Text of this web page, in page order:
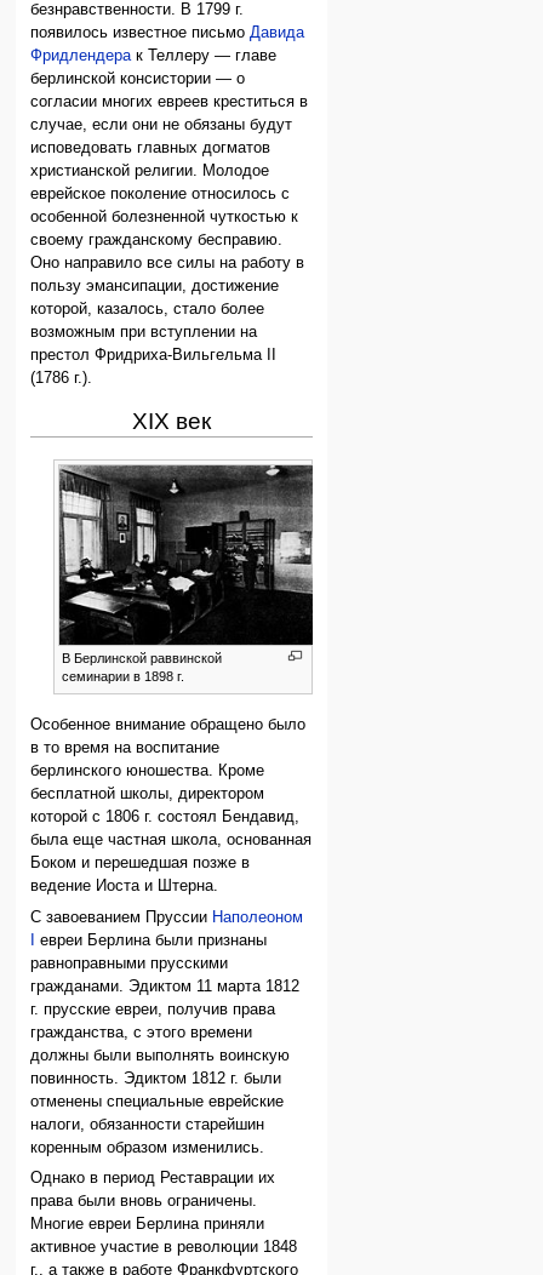
безнравственности. В 1799 г.
появилось известное письмоДавида
Фридлендерак Теллеру — главе
берлинской консистории — о
coгласии многих евреев креститься в
случае, если они не обязаны будут
исповедовать главных догматов
христианской религии. Молодое
еврейское поколение относилось с
особенной болезненной чуткостью к
своему гражданскому бесправию.
Оно направило все силы на работу в
пользу эмансипации, достижение
которой, казалось, стало более
возможным при вступлении на
престол Фридриха-Вильгельма II
(1786 г.).
XIX век
В Берлинской раввинской
семинарии в 1898 г.
Особенное внимание обращено было
в то время на воспитание
берлинского юношества. Кроме
бесплатной школы, директором
которой с 1806 г. состоял Бендавид,
была еще частная школа, основанная
Боком и перешедшая позже в
ведение Иоста и Штерна.
С завоеванием Пруссии Наполеоном
евреи Берлина были признаны
равноправными прусскими
гражданами. Эдиктом 11 марта 1812
г. прусские евреи, получив права
гражданства, с этого времени
должны были выполнять воинскую
повинность. Эдиктом 1812 г. были
отменены специальные еврейские
налоги, обязанности старейшин
коренным образом изменились.
Однако в период Реставрации их
права были вновь ограничены.
Многие евреи Берлина приняли
активное участие в революции 1848
г., а также в работе Франкфуртского